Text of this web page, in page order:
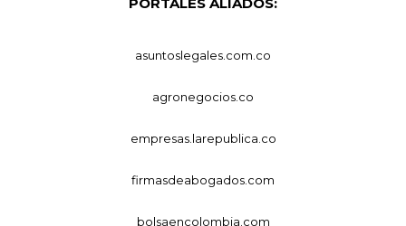
asuntoslegales.com.co
agronegocios.co
empresas.larepublica.co
firmasdeabogados.com
bolsaencolombia.com